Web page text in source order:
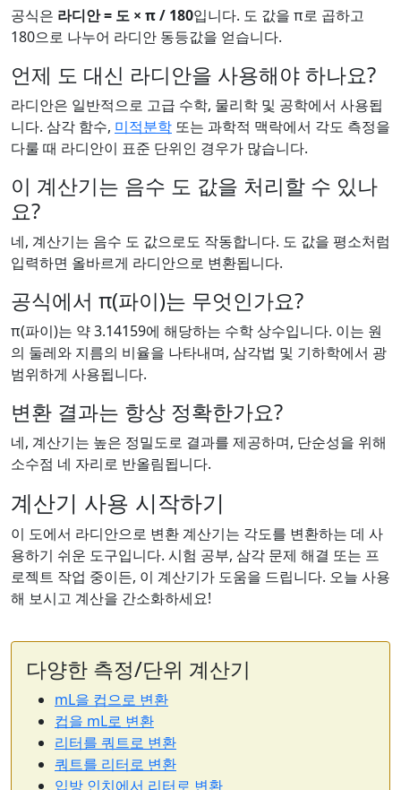
공식은 라디안 = 도 × π / 180입니다. 도 값을 π로 곱하고
180으로 나누어 라디안 동등값을 얻습니다.
언제 도 대신 라디안을 사용해야 하나요?
라디안은 일반적으로 고급 수학, 물리학 및 공학에서 사용됩
니다. 삼각 함수, 미적분학 또는 과학적 맥락에서 각도 측정을
다룰 때 라디안이 표준 단위인 경우가 많습니다.
이 계산기는 음수 도 값을 처리할 수 있나
요?
네, 계산기는 음수 도 값으로도 작동합니다. 도 값을 평소처럼
입력하면 올바르게 라디안으로 변환됩니다.
공식에서 π(파이)는 무엇인가요?
π(파이)는 약 3.14159에 해당하는 수학 상수입니다. 이는 원
의 둘레와 지름의 비율을 나타내며, 삼각법 및 기하학에서 광
범위하게 사용됩니다.
변환 결과는 항상 정확한가요?
네, 계산기는 높은 정밀도로 결과를 제공하며, 단순성을 위해
소수점 네 자리로 반올림됩니다.
계산기 사용 시작하기
이 도에서 라디안으로 변환 계산기는 각도를 변환하는 데 사
용하기 쉬운 도구입니다. 시험 공부, 삼각 문제 해결 또는 프
로젝트 작업 중이든, 이 계산기가 도움을 드립니다. 오늘 사용
해 보시고 계산을 간소화하세요!
다양한 측정/단위 계산기
mL을 컵으로 변환
컵을 mL로 변환
리터를 쿼트로 변환
쿼트를 리터로 변환
입방 인치에서 리터로 변환